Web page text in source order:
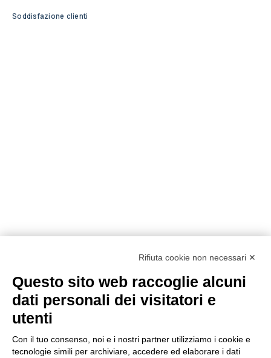
Soddisfazione clienti
Metodi di pagamento
Rifiuta cookie non necessari ✕
Questo sito web raccoglie alcuni
dati personali dei visitatori e
utenti
Con il tuo consenso, noi e i nostri partner utilizziamo i cookie e
tecnologie simili per archiviare, accedere ed elaborare i dati